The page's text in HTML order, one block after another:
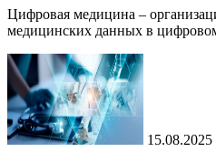
Цифровая медицина –
медицинских данных в
15.08.2025